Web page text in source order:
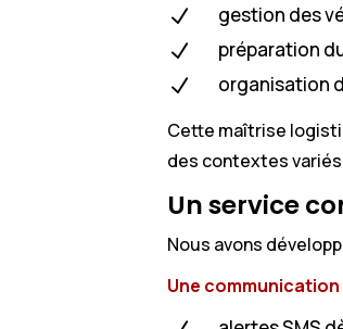
N gestion des
N préparation
N organisation
Cette maîtrise
des contextes
Un service
Nous avons
Une